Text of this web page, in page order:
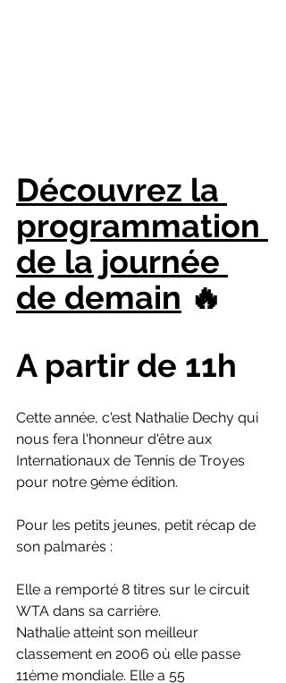
Découvrez la
programmation
de la journée
de demain 🔥
A partir de 11h
Cette année, c'est Nathalie Dechy qui
nous fera l'honneur d'être aux
Internationaux de Tennis de Troyes
pour notre 9ème édition.
Pour les petits jeunes, petit récap de
son palmarès :
Elle a remporté 8 titres sur le circuit
WTA dans sa carrière.
Nathalie atteint son meilleur
classement en 2006 où elle passe
11ème mondiale. Elle a 55